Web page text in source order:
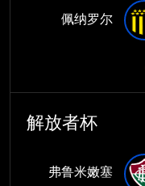
佩纳罗尔
解放者杯
弗鲁米嫩塞